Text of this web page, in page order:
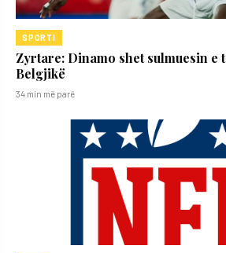
SPORTI
Zyrtare: Dinamo shet sulmuesin e
Belgjikë
34 min më parë